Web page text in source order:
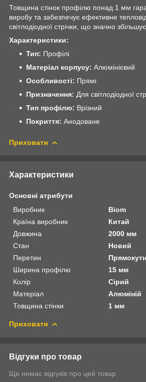
Товщина стінок профілю понад 1 мм
виробу та забезпечує ефективне
світлодіодної стрічки, що значно
Характеристики:
Тип: Профілі
Матеріал корпусу: Алюмінієвий
Особливості: Прямі
Призначення: Для світлодіодної
Тип профілю: Врізний
Покриття: Анодоване
Приховати
Характеристики
Основні атрибути
Виробник
Biom
Країна виробник
Китай
Довжина
2000 мм
Стан
Новий
Перетин
Ширина профілю
15 мм
Колір
Сірий
Матеріал
Алюміній
Товщина стінки
1 мм
Приховати
Відгуки про товар
Ще немає відгуків про цей товар